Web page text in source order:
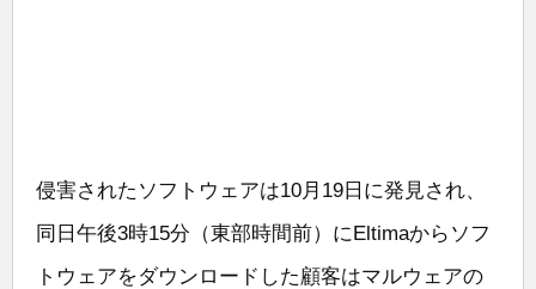
侵害されたソフトウェアは10月19日に発見され、
同日午後3時15分（東部時間前）にEltimaからソフ
トウェアをダウンロードした顧客はマルウェアの